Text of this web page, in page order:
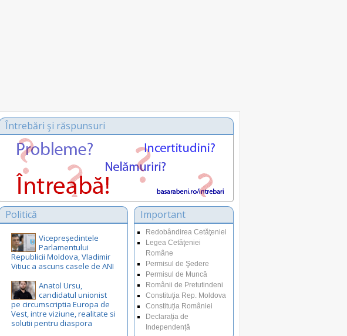
Întrebări şi răspunsuri
Important
Redobândirea Cetăţeniei
Legea Cetăţeniei
Române
Permisul de Şedere
Permisul de Muncă
Românii de Pretutindeni
Constituţia Rep. Moldova
Constituția României
Declarația de
Independență
Politică
Vicepreședintele
Parlamentului
Republicii Moldova, Vladimir
Vitiuc a ascuns casele de ANI
Anatol Ursu,
candidatul unionist
pe circumscriptia Europa de
Vest, intre viziune, realitate si
solutii pentru diaspora